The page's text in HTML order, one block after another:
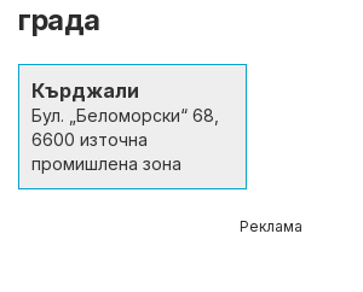
града
Кърджали
Бул. „Беломорски“ 68,
6600 източна
промишлена зона
Реклама